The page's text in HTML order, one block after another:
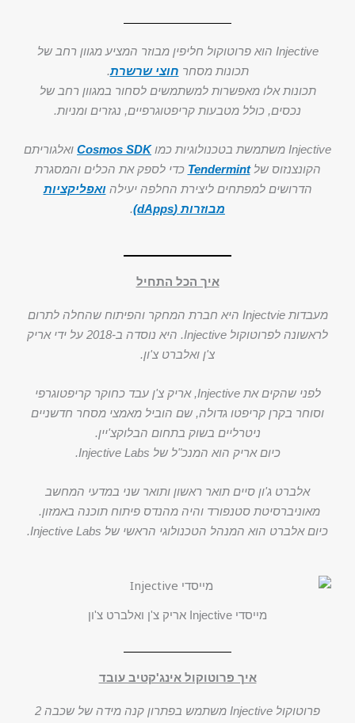
Injective הוא פרוטוקול חליפין מבוזר המציע מגוון רחב של
תכונות מסחר חוצי שרשרת.
תכונות אלו מאפשרות למשתמשים לסחור במגוון רחב של
נכסים, כולל מטבעות קריפטוגרפיים, נגזרים ומניות.
Injective משתמשת בטכנולוגיות כמו Cosmos SDK ואלגוריתם
הקונצנזוס שלTendermint כדי לספק את הכלים והמסגרת
הדרושים למפתחים ליצירת החלפה יעילהואפליקציות
מבוזרות (dApps)
.
איך הכל התחיל
מעבדות Injectvie היא חברת המחקר והפיתוח שהחלה לתרום
לראשונה לפרוטוקול Injective. היא נוסדה ב-2018 על ידי אריק
צ'ן ואלברט צ'ון.
לפני שהקים את Injective, אריק צ'ן עבד כחוקר קריפטוגרפי
וסוחר בקרן קריפטו גדולה, שם הוביל מאמצי מסחר חדשניים
ניטרליים בשוק בתחום הבלוקצ'יין.
כיום אריק הוא המנכ"ל של Injective Labs.
אלברט ג'ון סיים תואר ראשון ותואר שני במדעי המחשב
מאוניברסיטת סטנפורד והיה מהנדס פיתוח תוכנה באמזון.
כיום אלברט הוא המנהל הטכנולוגי הראשי של Injective Labs.
מייסדי Injective אריק צ'ן ואלברט צ'ון
איך פרוטוקול אינג'קטיב עובד
פרוטוקול Injective משתמש בפתרון קנה מידה של שכבה 2